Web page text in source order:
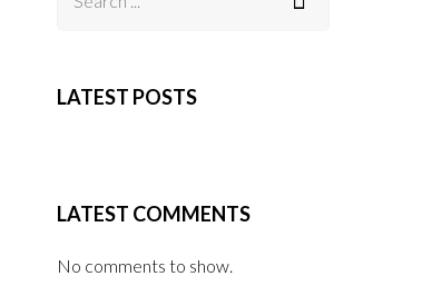
LATEST POSTS
LATEST COMMENTS
No comments to show.